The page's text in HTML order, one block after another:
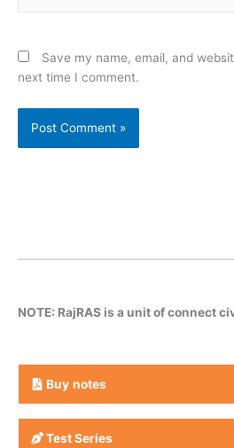
Save my name, email, and
next time I comment.
NOTE: RajRAS is a unit of connect
Buy notes
Test Series